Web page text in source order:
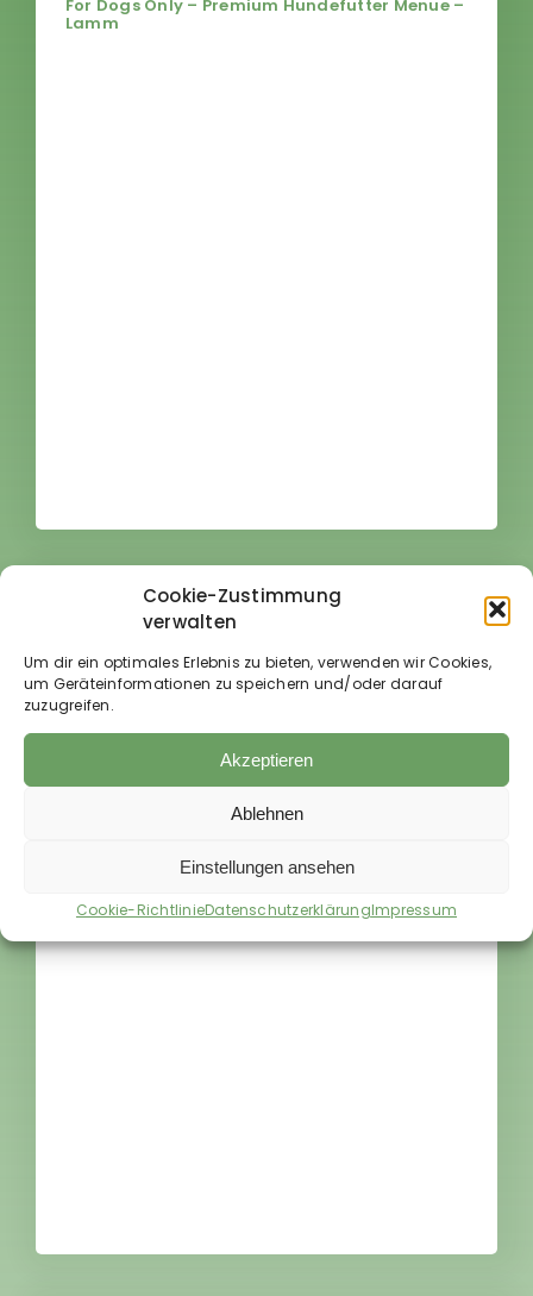
Cookie-Zustimmung
verwalten
Um dir ein optimales Erlebnis zu bieten, verwenden wir Cookies,
um Geräteinformationen zu speichern und/oder darauf
zuzugreifen.
Akzeptieren
Ablehnen
Einstellungen ansehen
Cookie-RichtlinieDatenschutzerklärungImpressum
Lara
„Hat uns sehr beim Muskelaufbau geholfen!“
Trainingssystem von Equicore Concept
Equiband® Pro System (inkl. PDF Anleitung)